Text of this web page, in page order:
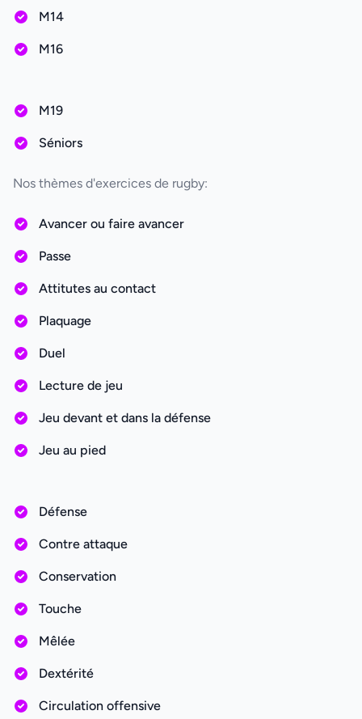
M14
M16
M19
Séniors
Nos thèmes d'exercices de rugby:
Avancer ou faire avancer
Passe
Attitutes au contact
Plaquage
Duel
Lecture de jeu
Jeu devant et dans la défense
Jeu au pied
Défense
Contre attaque
Conservation
Touche
Mêlée
Dextérité
Circulation offensive